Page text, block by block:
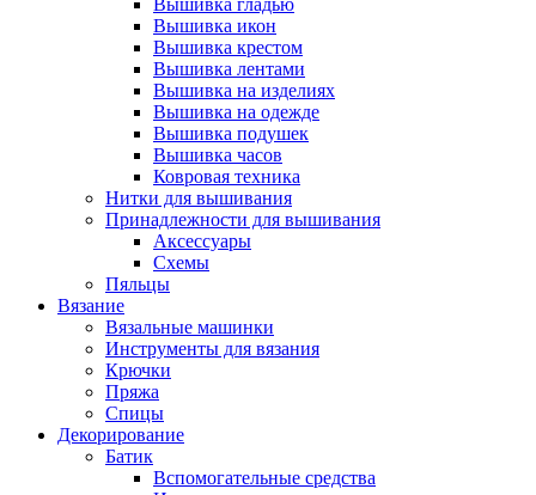
Вышивка гладью
Вышивка икон
Вышивка крестом
Вышивка лентами
Вышивка на изделиях
Вышивка на одежде
Вышивка подушек
Вышивка часов
Ковровая техника
Нитки для вышивания
Принадлежности для вышивания
Аксессуары
Схемы
Пяльцы
Вязание
Вязальные машинки
Инструменты для вязания
Крючки
Пряжа
Спицы
Декорирование
Батик
Вспомогательные средства